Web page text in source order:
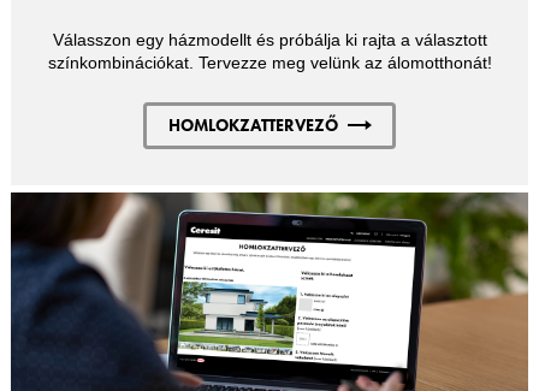
Válasszon egy házmodellt és próbálja ki rajta a választott
színkombinációkat. Tervezze meg velünk az álomotthonát!
HOMLOKZATTERVEZŐ